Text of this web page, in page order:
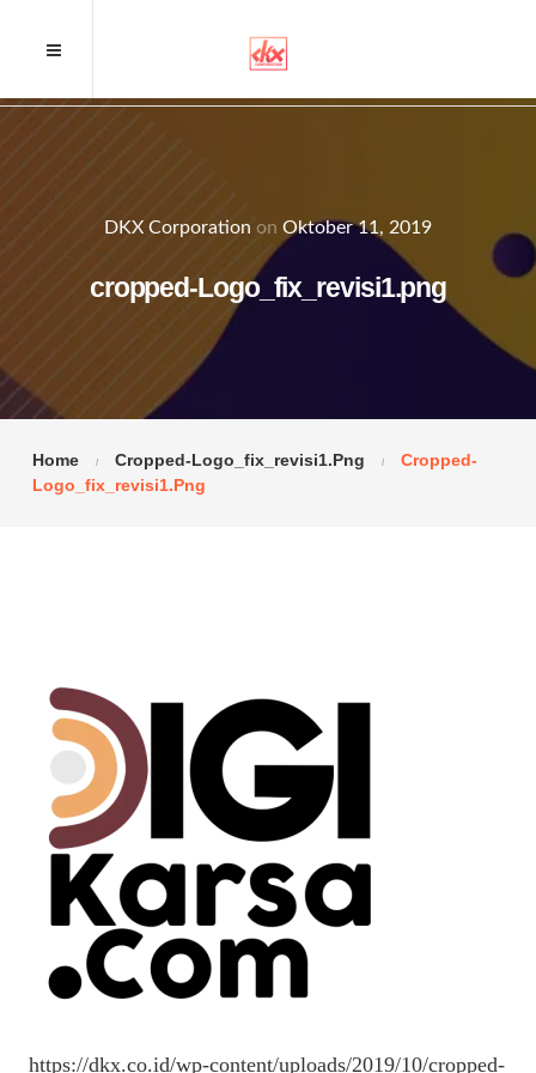
DKX Corporation on Oktober 11, 2019
cropped-Logo_fix_revisi1.png
Home Cropped-Logo_fix_revisi1.png
Cropped-
Logo_fix_revisi1.png
https://dkx.co.id/wp-content/uploads/2019/10/cropped-